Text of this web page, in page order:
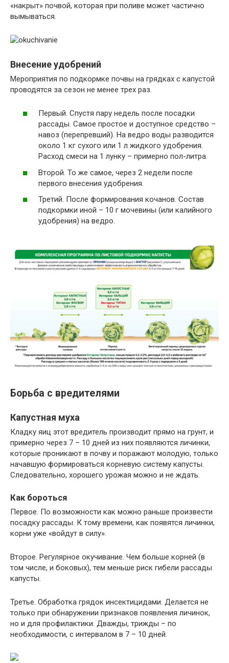
«накрыт» почвой, которая при поливе может частично
вымываться.
Внесение удобрений
Мероприятия по подкормке почвы на грядках с капустой
проводятся за сезон не менее трех раз.
Первый. Спустя пару недель после посадки
рассады. Самое простое и доступное средство –
навоз (перепревший). На ведро воды разводится
около 1 кг сухого или 1 л жидкого удобрения.
Расход смеси на 1 лунку – примерно пол-литра.
Второй. То же самое, через 2 недели после
первого внесения удобрения.
Третий. После формирования кочанов. Состав
подкормки иной – 10 г мочевины (или калийного
удобрения) на ведро.
Борьба с вредителями
Капустная муха
Кладку яиц этот вредитель производит прямо на грунт, и
примерно через 7 – 10 дней из них появляются личинки,
которые проникают в почву и поражают молодую, только
начавшую формироваться корневую систему капусты.
Следовательно, хорошего урожая можно и не ждать.
Как бороться
Первое. По возможности как можно раньше произвести
посадку рассады. К тому времени, как появятся личинки,
корни уже «войдут в силу».
Второе. Регулярное окучивание. Чем больше корней (в
том числе, и боковых), тем меньше риск гибели рассады
капусты.
Третье. Обработка грядок инсектицидами. Делается не
только при обнаружении признаков появления личинок,
но и для профилактики. Дважды, трижды – по
необходимости, с интервалом в 7 – 10 дней.